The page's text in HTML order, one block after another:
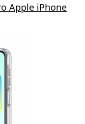
Apple iPhone